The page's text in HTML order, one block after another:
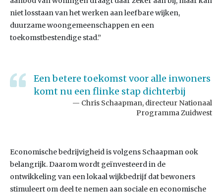
niet losstaan van het werken aan leefbare wijken,
duurzame woongemeenschappen en een
toekomstbestendige stad.”
Een betere toekomst voor alle inwoners
komt nu een flinke stap dichterbij
Chris Schaapman, directeur Nationaal
Programma Zuidwest
Economische bedrijvigheid is volgens Schaapman ook
belangrijk. Daarom wordt geïnvesteerd in de
ontwikkeling van een lokaal wijkbedrijf dat bewoners
stimuleert om deel te nemen aan sociale en economische